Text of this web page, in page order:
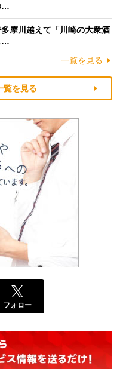
…
摩川越えて「川崎の大衆酒
…
一覧を見る
覧を見る
フォロー